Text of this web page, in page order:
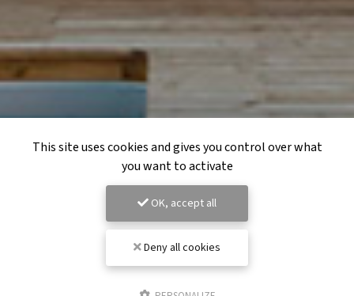
This site uses cookies and gives you control over what
you want to activate
OK, accept all
Deny all cookies